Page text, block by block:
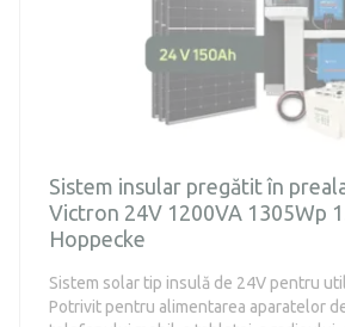
Sistem insular pregătit în
Victron 24V 1200VA 1305Wp
Hoppecke
Sistem solar tip insulă de 24V pentru
Potrivit pentru alimentarea aparatelor